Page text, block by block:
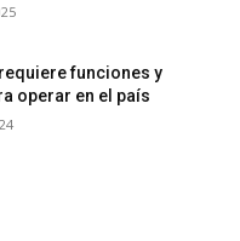
funciones y
operar en el país